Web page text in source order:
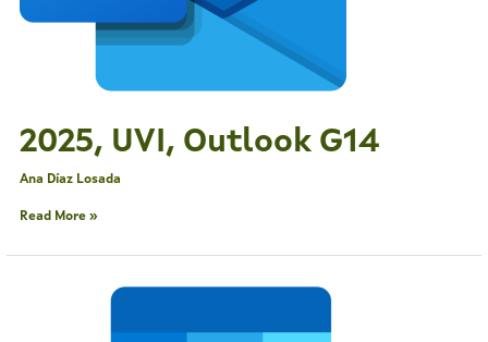
2025, UVI, Outlook G14
Ana Díaz Losada
Read More »